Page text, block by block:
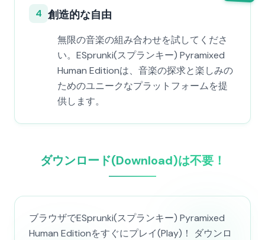
4 創造的な自由
無限の音楽の組み合わせを試してくださ
い。ESprunki(スプランキー) Pyramixed
Human Editionは、音楽の探求と楽しみの
ためのユニークなプラットフォームを提
供します。
ダウンロード(Download)は不要！
ブラウザでESprunki(スプランキー) Pyramixed
Human Editionをすぐにプレイ(Play)！ ダウンロ